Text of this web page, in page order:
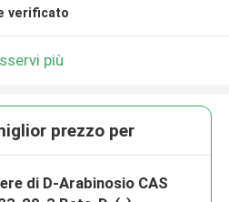
verificato
più
prezzo per
di D-Arabinosio CAS